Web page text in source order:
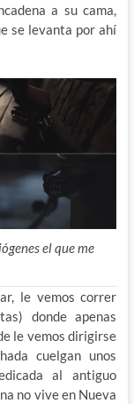
a su cama,
se levanta por ahí
el que me
le vemos correr
donde apenas
le vemos dirigirse
cuelgan unos
al antiguo
no vive en Nueva